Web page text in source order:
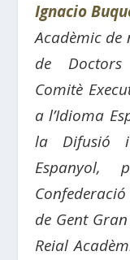
Ignacio
Acadèmic de
de Doctors
Comitè
a l’Idioma
la Difusió i
Espanyol,
de Gent
Reial